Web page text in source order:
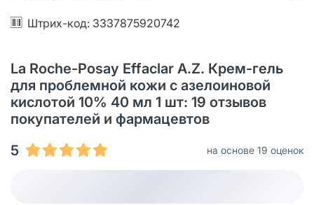
Штрих-код: 3337875920742
La Roche-Posay Effaclar A.Z. Крем-гель
для проблемной кожи с азелоиновой
кислотой 10% 40 мл 1 шт: 19 отзывов
покупателей и фармацевтов
5
на основе 19 оценок